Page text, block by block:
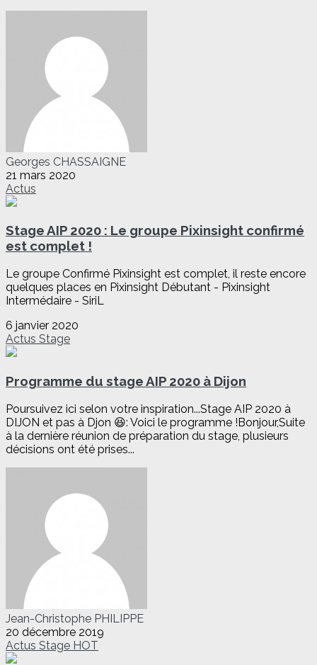
Georges CHASSAIGNE
21 mars 2020
Actus
Stage AIP 2020 : Le groupe Pixinsight confirmé
est complet !
Le groupe Confirmé Pixinsight est complet, il reste encore
quelques places en Pixinsight Débutant - Pixinsight
Intermédaire - SiriL
6 janvier 2020
Actus Stage
Programme du stage AIP 2020 à Dijon
Poursuivez ici selon votre inspiration...Stage AIP 2020 à
DIJON et pas à Djon 😆: Voici le programme !Bonjour,Suite
à la dernière réunion de préparation du stage, plusieurs
décisions ont été prises...
Jean-Christophe PHILIPPE
20 décembre 2019
Actus Stage HOT